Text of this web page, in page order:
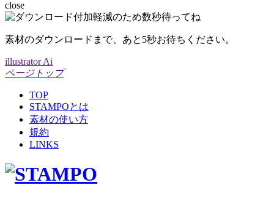
close
素材のダウンロードまで、あと 5秒お待ちください。
illustrator Ai
ページトップ
TOP
STAMPOとは
素材の使い方
規約
LINKS